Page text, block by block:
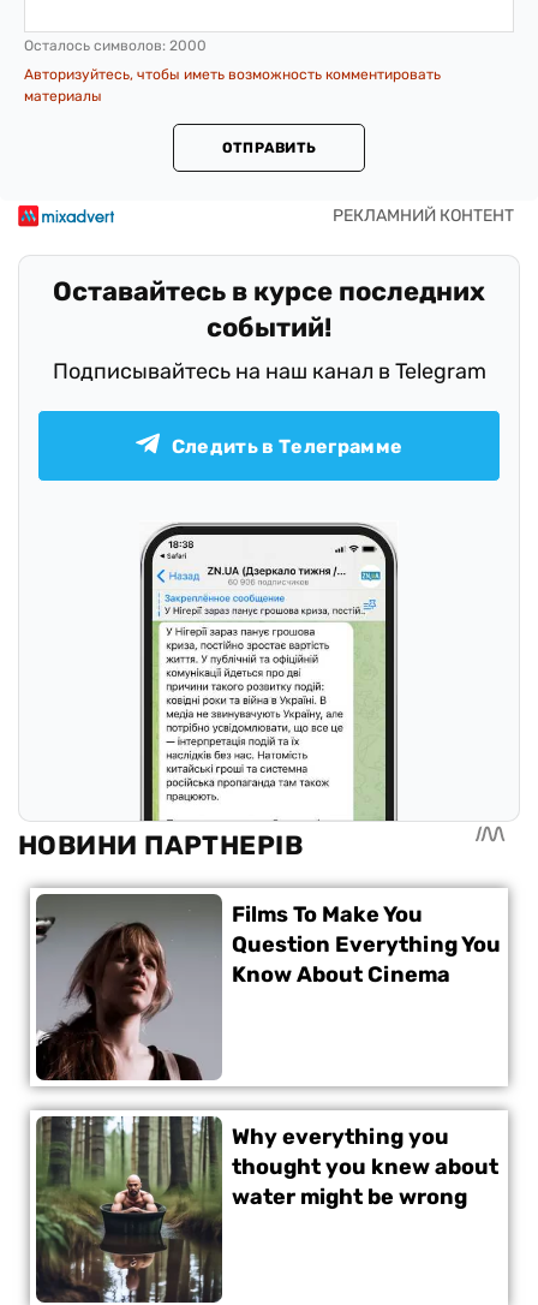
Осталось символов: 2000
Авторизуйтесь, чтобы иметь возможность комментировать
материалы
ОТПРАВИТЬ
Оставайтесь в курсе последних
событий!
Подписывайтесь на наш канал в Telegram
Следить в Телеграмме